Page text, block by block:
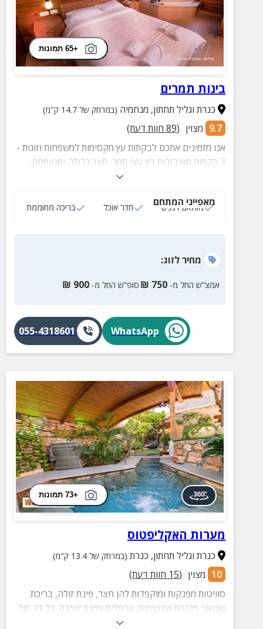
+65 תמונות
בינות תמרים
כנרת וגליל תחתון, מנחמיה (במרחק של 14.7 ק"מ)
9.7 מצוין (
89 חוות דעת)
אנו מזמינים אתכם לבקתות עץ מקסימות למשפחות וזוגות -
3 בקתות מאובזרות בין עצי תמר, חצר גדולה ומטופחת,
בריכה צוננת וחדר אוכל להתכנסויות ואירועים. במתחם
פינוקים!
מאפייני המתחם
מותאם לנכים חדר אוכל בריכה מחוממת
מחירלזוג:
אמצ”ש החל מ- 750
₪ סופ”ש החל מ- 900
₪
WhatsApp
055-4318601
+73 תמונות
מערות האקליפטוס
כנרת וגליל תחתון, כנרת (במרחק של 13.4 ק"מ)
10 מצוין (
15 חוות דעת)
סוויטות מפנקות ומוקפדות להן חצר, פינת זולה, בריכת
שכשוך פרטית אינטימית, ערסלים ופינת ישיבה. כל זה מול
נוף הכנרת המרגיע, לזוגות המחפשים פינה אינטימית